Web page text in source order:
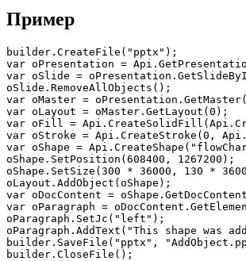
Пример
builder.CreateFile("pptx");
var oPresentation =
var oSlide =
oSlide.RemoveAllObjects();
var oMaster =
var oLayout = oMaster.GetLayout(0);
var oFill =
var oStroke = Api.CreateStroke(0,
var oShape =
oShape.SetPosition(608400, 1267200);
oShape.SetSize(300 * 36000, 130 *
oLayout.AddObject(oShape);
var oDocContent =
var oParagraph =
oParagraph.SetJc("left");
oParagraph.AddText("This shape was
builder.SaveFile("pptx",
builder.CloseFile();